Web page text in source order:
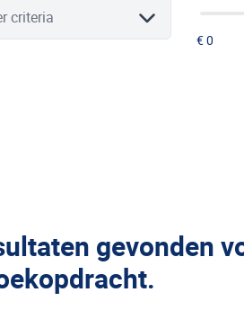
criteria
gevonden